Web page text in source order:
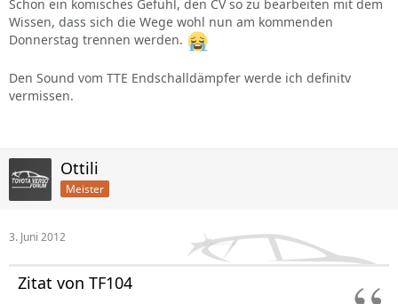
Schon ein komisches Gefühl, den CV so zu bearbeiten mit dem
Wissen, dass sich die Wege wohl nun am kommenden
Donnerstag trennen werden.
Den Sound vom TTE Endschalldämpfer werde ich definitv
vermissen.
Ottili
Meister
3. Juni 2012
Zitat von TF104